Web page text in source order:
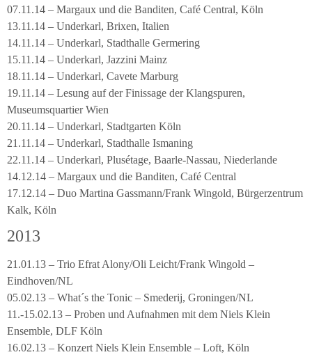
07.11.14 – Margaux und die Banditen, Café Central, Köln
13.11.14 – Underkarl, Brixen, Italien
14.11.14 – Underkarl, Stadthalle Germering
15.11.14 – Underkarl, Jazzini Mainz
18.11.14 – Underkarl, Cavete Marburg
19.11.14 – Lesung auf der Finissage der Klangspuren,
Museumsquartier Wien
20.11.14 – Underkarl, Stadtgarten Köln
21.11.14 – Underkarl, Stadthalle Ismaning
22.11.14 – Underkarl, Plusétage, Baarle-Nassau, Niederlande
14.12.14 – Margaux und die Banditen, Café Central
17.12.14 – Duo Martina Gassmann/Frank Wingold, Bürgerzentrum
Kalk, Köln
2013
21.01.13 – Trio Efrat Alony/Oli Leicht/Frank Wingold –
Eindhoven/NL
05.02.13 – What´s the Tonic – Smederij, Groningen/NL
11.-15.02.13 – Proben und Aufnahmen mit dem Niels Klein
Ensemble, DLF Köln
16.02.13 – Konzert Niels Klein Ensemble – Loft, Köln